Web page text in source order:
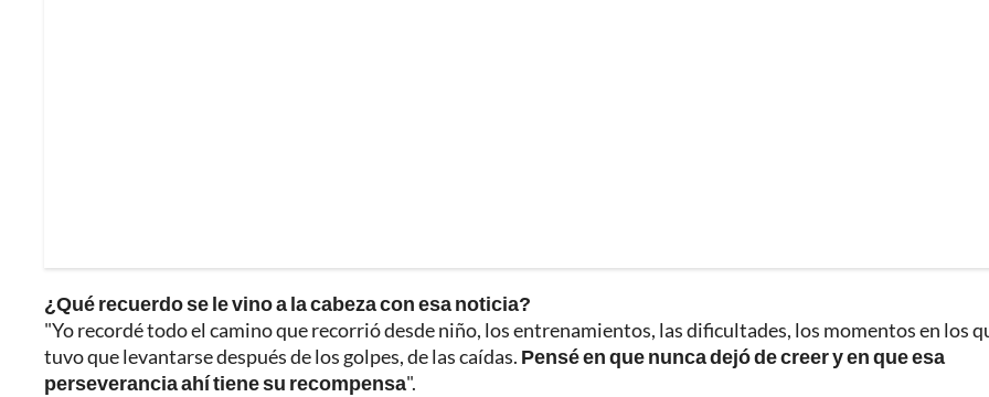
¿Qué recuerdo se le vino a la cabeza con esa noticia?
"Yo recordé todo el camino que recorrió desde niño, los entrenamientos, las dificultades, los momentos en los
tuvo que levantarse después de los golpes, de las caídas. Pensé en que nunca dejó de creer y en que esa
perseverancia ahí tiene su recompensa".